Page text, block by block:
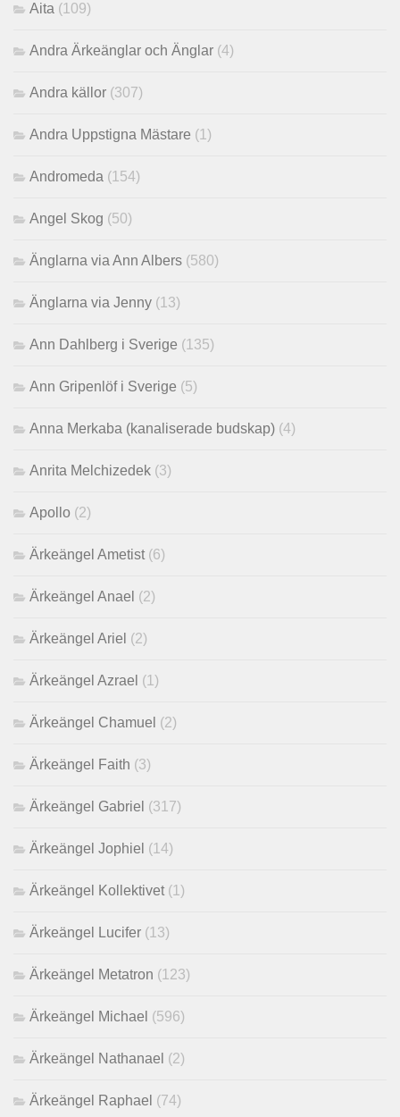
Aita (109)
Andra Ärkeänglar och Änglar (4)
Andra källor (307)
Andra Uppstigna Mästare (1)
Andromeda (154)
Angel Skog (50)
Änglarna via Ann Albers (580)
Änglarna via Jenny (13)
Ann Dahlberg i Sverige (135)
Ann Gripenlöf i Sverige (5)
Anna Merkaba (kanaliserade budskap) (4)
Anrita Melchizedek (3)
Apollo (2)
Ärkeängel Ametist (6)
Ärkeängel Anael (2)
Ärkeängel Ariel (2)
Ärkeängel Azrael (1)
Ärkeängel Chamuel (2)
Ärkeängel Faith (3)
Ärkeängel Gabriel (317)
Ärkeängel Jophiel (14)
Ärkeängel Kollektivet (1)
Ärkeängel Lucifer (13)
Ärkeängel Metatron (123)
Ärkeängel Michael (596)
Ärkeängel Nathanael (2)
Ärkeängel Raphael (74)